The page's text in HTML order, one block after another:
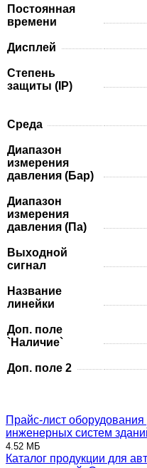
Постоянная
времени
Дисплей
Степень
защиты (IP)
Среда
Диапазон
измерения
давления (Бар)
Диапазон
измерения
давления (Па)
Выходной
сигнал
Название
линейки
Доп. поле
`Наличие`
Доп. поле 2
Прайс-лист
инженерных систем
4.52 МБ
Каталог продукции для